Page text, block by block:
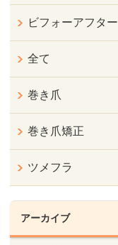
ビフォーアフター
全て
巻き爪
巻き爪矯正
ツメフラ
アーカイブ